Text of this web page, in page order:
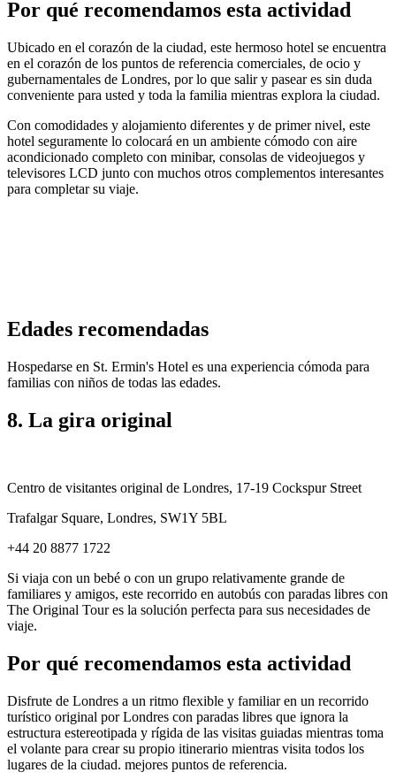
Por qué recomendamos esta actividad
Ubicado en el corazón de la ciudad, este hermoso hotel se encuentra
en el corazón de los puntos de referencia comerciales, de ocio y
gubernamentales de Londres, por lo que salir y pasear es sin duda
conveniente para usted y toda la familia mientras explora la ciudad.
Con comodidades y alojamiento diferentes y de primer nivel, este
hotel seguramente lo colocará en un ambiente cómodo con aire
acondicionado completo con minibar, consolas de videojuegos y
televisores LCD junto con muchos otros complementos interesantes
para completar su viaje.
Edades recomendadas
Hospedarse en St. Ermin's Hotel es una experiencia cómoda para
familias con niños de todas las edades.
8. La gira original
Centro de visitantes original de Londres, 17-19 Cockspur Street
Trafalgar Square, Londres, SW1Y 5BL
+44 20 8877 1722
Si viaja con un bebé o con un grupo relativamente grande de
familiares y amigos, este recorrido en autobús con paradas libres con
The Original Tour es la solución perfecta para sus necesidades de
viaje.
Por qué recomendamos esta actividad
Disfrute de Londres a un ritmo flexible y familiar en un recorrido
turístico original por Londres con paradas libres que ignora la
estructura estereotipada y rígida de las visitas guiadas mientras toma
el volante para crear su propio itinerario mientras visita todos los
lugares de la ciudad. mejores puntos de referencia.